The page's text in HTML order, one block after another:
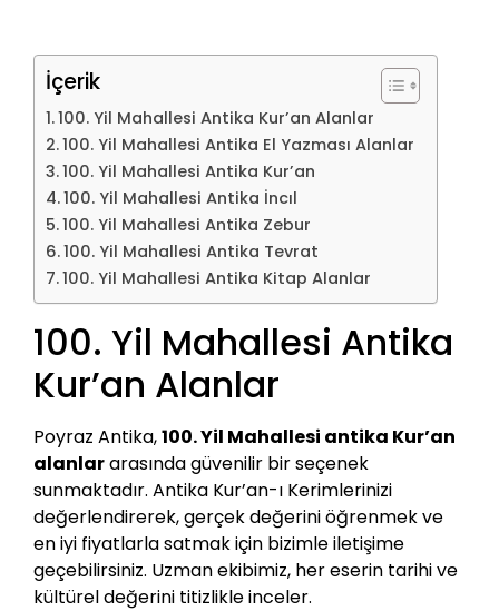
İçerik
100. Yil Mahallesi Antika Kur’an Alanlar
100. Yil Mahallesi Antika El Yazması Alanlar
100. Yil Mahallesi Antika Kur’an
100. Yil Mahallesi Antika İncıl
100. Yil Mahallesi Antika Zebur
100. Yil Mahallesi Antika Tevrat
100. Yil Mahallesi Antika Kitap Alanlar
100. Yil Mahallesi Antika
Kur’an Alanlar
Poyraz Antika,100. Yil Mahallesi antika Kur’an
alanlararasında güvenilir bir seçenek
sunmaktadır. Antika Kur’an-ı Kerimlerinizi
değerlendirerek, gerçek değerini öğrenmek ve
en iyi fiyatlarla satmak için bizimle iletişime
geçebilirsiniz. Uzman ekibimiz, her eserin tarihi ve
kültürel değerini titizlikle inceler.